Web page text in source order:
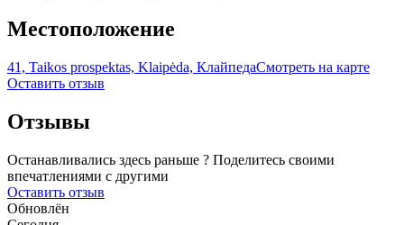
Местоположение
41, Taikos prospektas, Klaipėda, КлайпедаСмотреть на карте
Оставить отзыв
Отзывы
Останавливались здесь раньше ? Поделитесь своими
впечатлениями с другими
Оставить отзыв
Обновлён